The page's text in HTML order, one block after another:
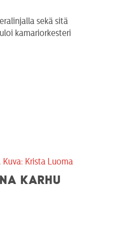
sekä sitä
kamariorkesteri
KARHU